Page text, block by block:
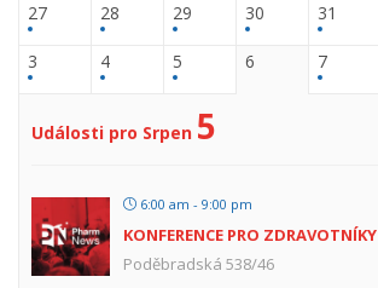
27 28 29 30 31
3 4 5 6 7
Události pro Srpen 5
6:00 am - 9:00 pm
KONFERENCE PRO ZDRAVOTNÍKY
Poděbradská 538/46